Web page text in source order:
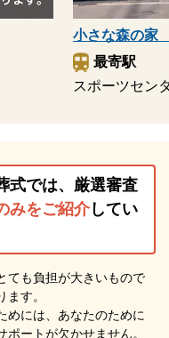
小さな森の家
最寄駅
スポーツセン
式では、厳選審査
みをご紹介してい
ても負担が大きいもので
す。
めには、あなたのために
ートが欠かせません。